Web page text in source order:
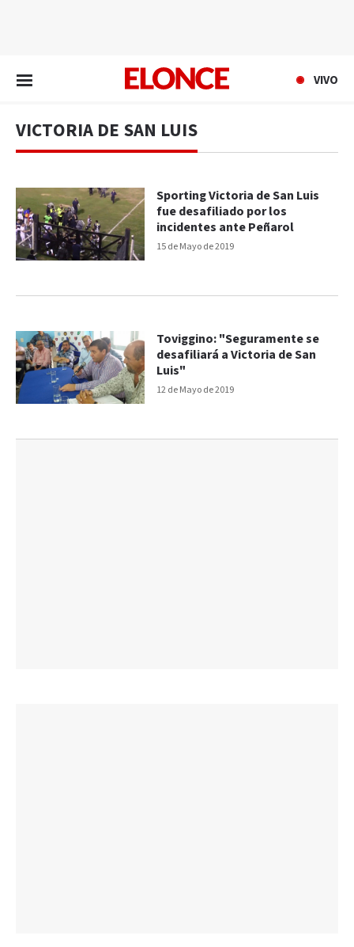
VIVO
VICTORIA DE SAN LUIS
15 de Mayo de 2019
Sporting Victoria de San Luis
fue desafiliado por los
incidentes ante Peñarol
12 de Mayo de 2019
Toviggino: "Seguramente se
desafiliará a Victoria de San
Luis"